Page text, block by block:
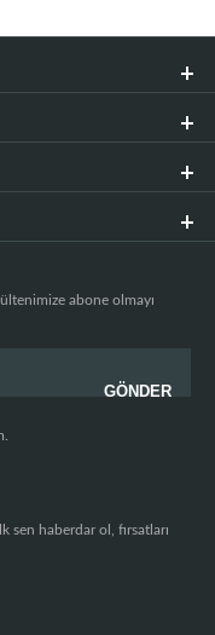
abone olmayı
sen haberdar ol, fırsatları